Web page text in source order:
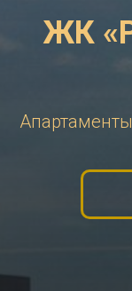
ЖК